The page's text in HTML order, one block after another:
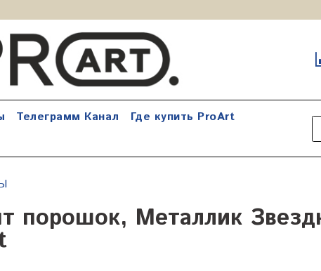
Телеграмм Канал
Где купить ProArt
порошок, Металлик